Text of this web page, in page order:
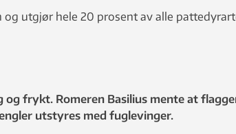
utgjør hele 20 prosent av alle
frykt. Romeren Basilius mente at
utstyres med fuglevinger.